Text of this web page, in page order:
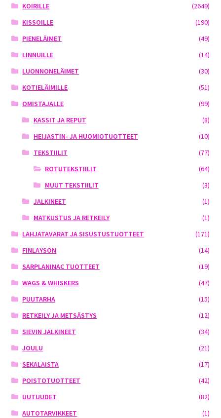
KOIRILLE
(2649)
KISSOILLE
(190)
PIENELÄIMET
(49)
LINNUILLE
(14)
LUONNONELÄIMET
(30)
KOTIELÄIMILLE
(51)
OMISTAJALLE
(99)
KASSIT JA REPUT
(8)
HEIJASTIN- JA HUOMIOTUOTTEET
(10)
TEKSTIILIT
(77)
ROTUTEKSTIILIT
(64)
MUUT TEKSTIILIT
(3)
JALKINEET
(1)
MATKUSTUS JA RETKEILY
(1)
LAHJATAVARAT JA SISUSTUSTUOTTEET
(171)
FINLAYSON
(14)
SARPLANINAC TUOTTEET
(19)
WAGS & WHISKERS
(47)
PUUTARHA
(15)
RETKEILY JA METSÄSTYS
(12)
SIEVIN JALKINEET
(34)
JOULU
(21)
SEKALAISTA
(17)
POISTOTUOTTEET
(42)
UUTUUDET
(82)
AUTOTARVIKKEET
(1)